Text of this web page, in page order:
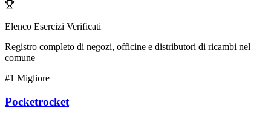
Elenco Esercizi Verificati
Registro completo di negozi, officine e distributori di ricambi nel
comune
#1 Migliore
Pocketrocket